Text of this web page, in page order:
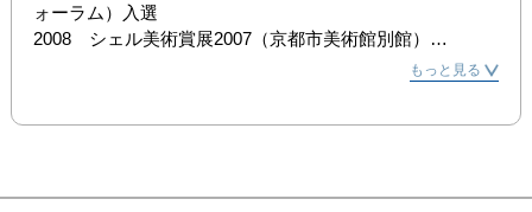
ォーラム）入選
2008　シェル美術賞展2007（京都市美術館別館）
もっと見る